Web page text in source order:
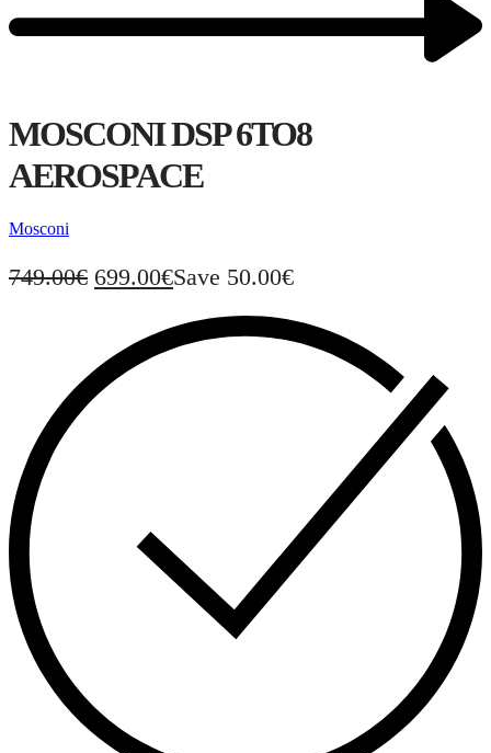
MOSCONI DSP 6TO8
AEROSPACE
Mosconi
749.00€ 699.00€Save 50.00€